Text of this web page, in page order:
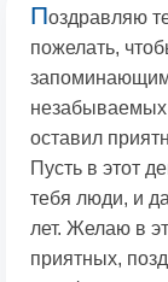
Поздравляю
пожелать,
незабываемых
оставил
Пусть в этот
тебя люди, и
лет. Желаю в
приятных,